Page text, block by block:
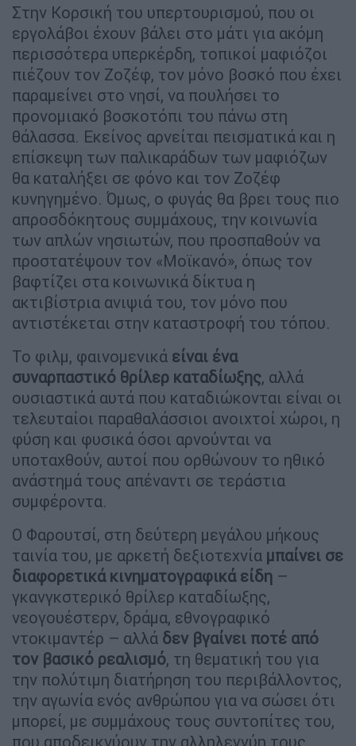
Στην Κορσική του υπερτουρισμού, που οι
εργολάβοι έχουν βάλει στο μάτι για ακόμη
περισσότερα υπερκέρδη, τοπικοί μαφιόζοι
πιέζουν τον Ζοζέφ, τον μόνο βοσκό που έχει
παραμείνει στο νησί, να πουλήσει το
προνομιακό βοσκοτόπι του πάνω στη
θάλασσα. Εκείνος αρνείται πεισματικά και η
επίσκεψη των παλικαράδων των μαφιόζων
θα καταλήξει σε φόνο και τον Ζοζέφ
κυνηγημένο. Όμως, ο φυγάς θα βρει τους πιο
απροσδόκητους συμμάχους, την κοινωνία
των απλών νησιωτών, που προσπαθούν να
προστατέψουν τον «Μοϊκανό», όπως τον
βαφτίζει στα κοινωνικά δίκτυα η
ακτιβίστρια ανιψιά του, τον μόνο που
αντιστέκεται στην καταστροφή του τόπου.
Το φιλμ, φαινομενικά είναι ένα
συναρπαστικό θρίλερ καταδίωξης, αλλά
ουσιαστικά αυτά που καταδιώκονται είναι οι
τελευταίοι παραθαλάσσιοι ανοιχτοί χώροι, η
φύση και φυσικά όσοι αρνούνται να
υποταχθούν, αυτοί που ορθώνουν το ηθικό
ανάστημά τους απέναντι σε τεράστια
συμφέροντα.
Ο Φαρουτσί, στη δεύτερη μεγάλου μήκους
ταινία του, με αρκετή δεξιοτεχνία μπαίνει σε
διαφορετικά κινηματογραφικά είδη –
γκανγκστερικό θρίλερ καταδίωξης,
νεογουέστερν, δράμα, εθνογραφικό
ντοκιμαντέρ – αλλά δεν βγαίνει ποτέ από
τον βασικό ρεαλισμό, τη θεματική του για
την πολύτιμη διατήρηση του περιβάλλοντος,
την αγωνία ενός ανθρώπου για να σώσει ότι
μπορεί, με συμμάχους τους συντοπίτες του,
που αποδεικνύουν την αλληλεγγύη τους